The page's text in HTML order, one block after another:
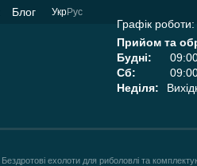
Блог УкрРус
Графік роботи:
Прийом та
Будні:
Сб:
Неділя:
Бездротові ехолоти для риболовлі та